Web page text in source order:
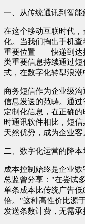
一、从传统通讯到智能
在这个移动互联时代
化。当我们掏出手机
重要位置——快递到达
类重要信息持续通过
式，在数字化转型浪潮
商务短信作为企业级
信息发送的范畴。通
定制化信息，在正确
时通讯软件相比，短
天然优势，成为企业客
二、数字化运营的降本
成本控制始终是企业
总监曾分享："在尝试
单条成本比传统广告低
倍。"这种高性价比源
发送条数计费，无需承